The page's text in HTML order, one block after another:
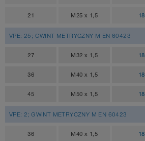
21 M25 x 1,5
VPE: 25; GWINT METRYCZNY M EN 60423
27 M32 x 1,5
36 M40 x 1,5
45 M50 x 1,5
VPE: 2; GWINT METRYCZNY M EN 60423
36 M40 x 1,5